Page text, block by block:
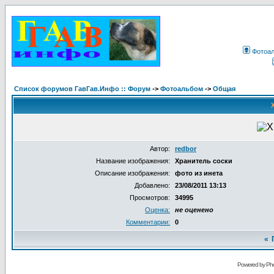
Список форумов ГавГав.Инфо :: Форум -> Фотоальбом -> Общая
Автор:
redbor
Название изображения:
Хранитель соски
Описание изображения:
фото из инета
Добавлено:
23/08/2011 13:13
Просмотров:
34995
Оценка:
не оценено
Комментарии:
0
«
Powered by